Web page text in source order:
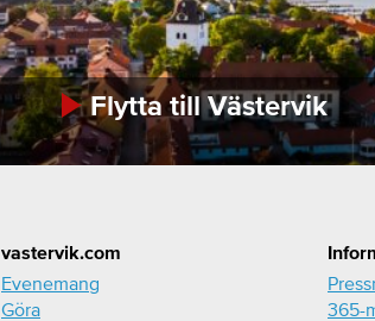
Flytta till Västervik
vastervik.com
Evenemang
Göra
365-